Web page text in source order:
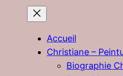
Accueil
Christiane –
Biographie